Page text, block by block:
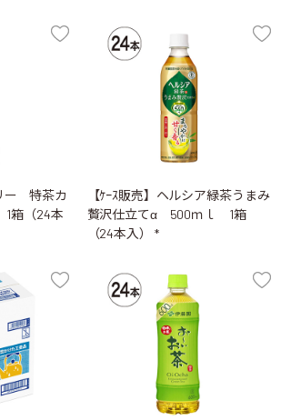
ー 特茶カ
箱（24本
【ｹｰｽ販売】ヘルシア緑茶うまみ
贅沢仕立てα 500ｍｌ 1箱
（24本入） *